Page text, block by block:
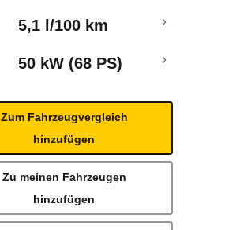
5,1 l/100 km
50 kW (68 PS)
Zum Fahrzeugvergleich
hinzufügen
Zu meinen Fahrzeugen
hinzufügen